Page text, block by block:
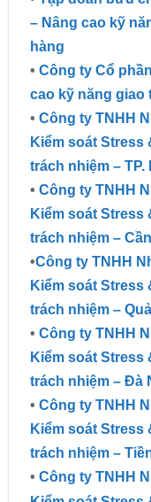
– Nâng cao kỹ
hàng
• Công ty Cổ
cao kỹ năng giao
• Công ty TNHH
Kiểm soát
trách nhiệm – TP.
• Công ty TNHH
Kiểm soát
trách nhiệm –
•Công ty TNHH
Kiểm soát
trách nhiệm –
• Công ty TNHH
Kiểm soát
trách nhiệm – Đà
• Công ty TNHH
Kiểm soát
trách nhiệm –
• Công ty TNHH